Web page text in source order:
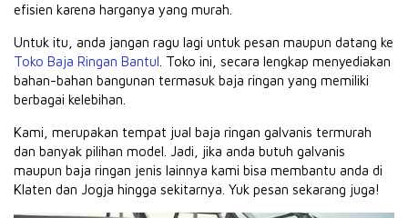
efisien karena harganya yang murah.
Untuk itu, anda jangan ragu lagi untuk pesan maupun datang ke
Toko Baja Ringan Bantul . Toko ini, secara lengkap menyediakan
bahan-bahan bangunan termasuk baja ringan yang memiliki
berbagai kelebihan.
Kami, merupakan tempat jual baja ringan galvanis termurah
dan banyak pilihan model. Jadi, jika anda butuh galvanis
maupun baja ringan jenis lainnya kami bisa membantu anda di
Klaten dan Jogja hingga sekitarnya. Yuk pesan sekarang juga!